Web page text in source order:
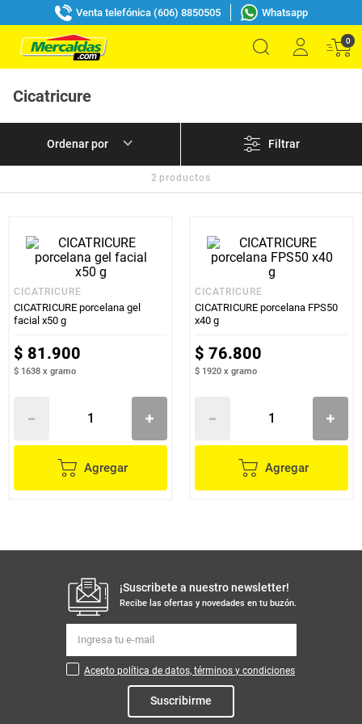
Venta telefónica (606) 8850505 Whatsapp
0
Cicatricure
Filtrar
2 productos
CICATRICURE
CICATRICURE porcelana gel
facial x50 g
$ 81.900
$ 1638 x gramo
Agregar
CICATRICURE
CICATRICURE porcelana FPS50
x40 g
$ 76.800
$ 1920 x gramo
Agregar
¡Suscribete a nuestro newsletter!
Recibe las ofertas y novedades en tu buzón.
Acepto política de datos, términos y condiciones
Suscribirme